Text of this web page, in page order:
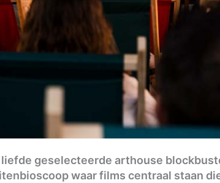
geselecteerde arthouse
waar films centraal staan